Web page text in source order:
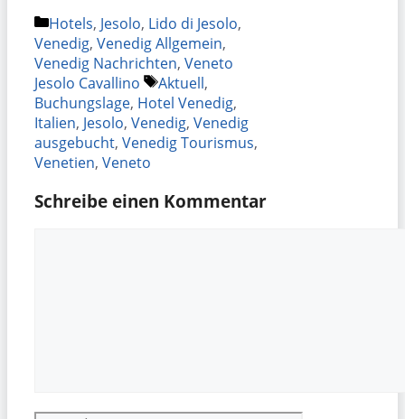
Kategorien
Hotels, Jesolo, Lido di Jesolo,
Venedig, Venedig Allgemein,
Venedig Nachrichten, Veneto
Jesolo Cavallino
Schlagwörter
Aktuell,
Buchungslage, Hotel Venedig,
Italien, Jesolo, Venedig, Venedig
ausgebucht, Venedig Tourismus,
Venetien, Veneto
Schreibe einen Kommentar